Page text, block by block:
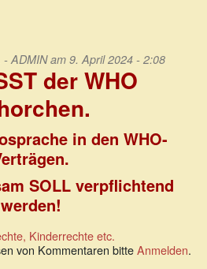
- ADMINam 9. April 2024 - 2:08
der WHO
in den WHO-
SOLL verpflichtend
werden!
Kinderrechte etc.
von Kommentaren bitteAnmelden.